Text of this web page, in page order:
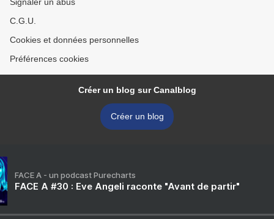
C.G.U.
Cookies et données personnelles
Préférences cookies
Créer un blog sur Canalblog
Créer un blog
FACE A - un podcast Purecharts
FACE A #30 : Eve Angeli raconte "Avant de partir"